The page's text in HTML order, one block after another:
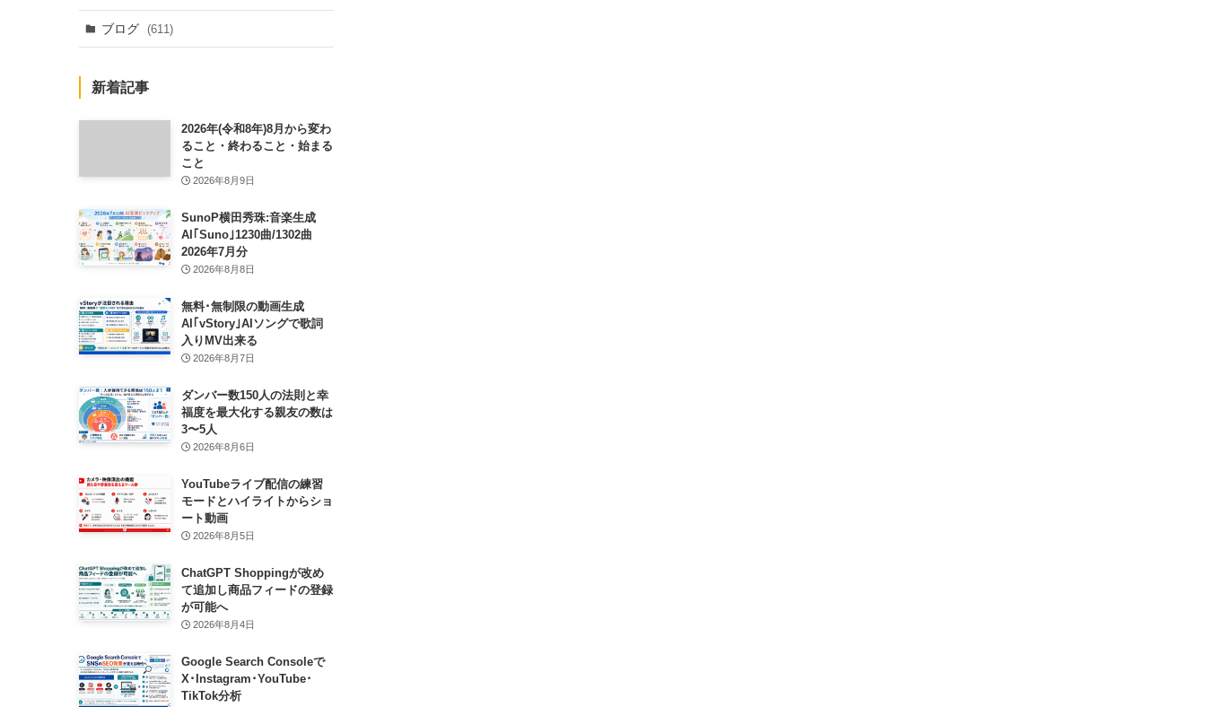
ブログ (611)
新着記事
2026年(令和8年)8月から変わ
ること・終わること・始まる
こと
2026年8月9日
SunoP横田秀珠:音楽生成
AI｢Suno｣1230曲/1302曲
2026年7月分
2026年8月8日
無料･無制限の動画生成
AI｢vStory｣AIソングで歌詞
入りMV出来る
2026年8月7日
ダンバー数150人の法則と幸
福度を最大化する親友の数は
3〜5人
2026年8月6日
YouTubeライブ配信の練習
モードとハイライトからショ
ート動画
2026年8月5日
ChatGPT Shoppingが改め
て追加し商品フィードの登録
が可能へ
2026年8月4日
Google Search Consoleで
X･Instagram･YouTube･
TikTok分析